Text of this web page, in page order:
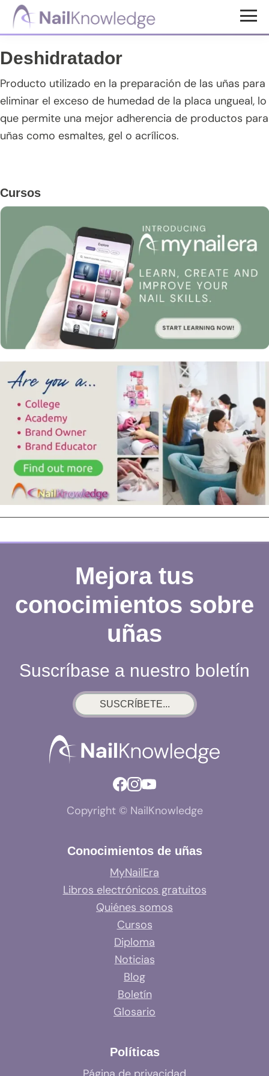
Saltar
principal
Saltar
barra
lateral
principal
Saltar
de
página
Conocimientos
de
uñas
Deshidratador
Producto utilizado en la preparación de las uñas para
eliminar el exceso de humedad de la placa ungueal, lo
que permite una mejor adherencia de productos para
uñas como esmaltes, gel o acrílicos.
Barra
lateral
principal
Cursos
Mejora tus
conocimientos sobre
uñas
Suscríbase a nuestro boletín
SUSCRÍBETE...
Copyright © NailKnowledge
Conocimientos de uñas
MyNailEra
Libros electrónicos gratuitos
Quiénes somos
Cursos
Diploma
Noticias
Blog
Boletín
Glosario
Políticas